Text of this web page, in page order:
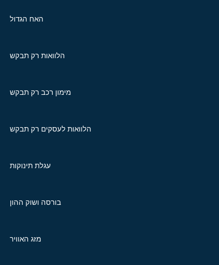
האח הגדול
הלוואות רק תבקש
מימון רכב רק תבקש
הלוואות לעסקים רק תבקש
עגלת תינוקות
בורסה ושוק ההון
מזג האוויר